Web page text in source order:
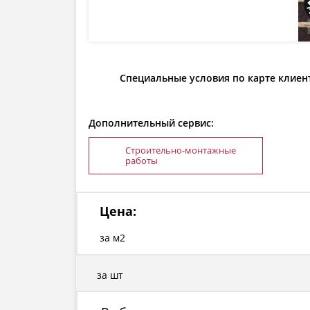
Специальные условия по карте
Дополнительный сервис:
Строительно-монтажные
работы
Цена:
за м2
за шт